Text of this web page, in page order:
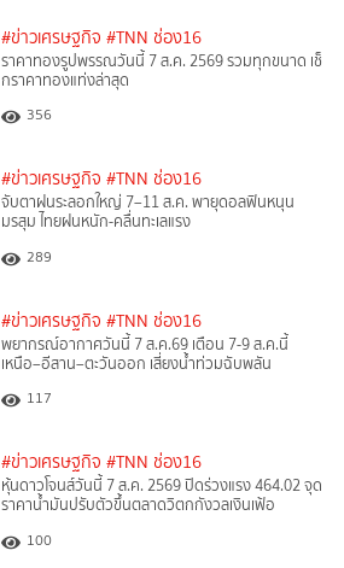
#ข่าวเศรษฐกิจ #TNN ช่อง16
ราคาทองรูปพรรณวันนี้ 7 ส.ค. 2569 รวมทุกขนาด เช็
กราคาทองแท่งล่าสุด
356
#ข่าวเศรษฐกิจ #TNN ช่อง16
จับตาฝนระลอกใหญ่ 7–11 ส.ค. พายุดอลฟินหนุน
มรสุม ไทยฝนหนัก-คลื่นทะเลแรง
289
#ข่าวเศรษฐกิจ #TNN ช่อง16
พยากรณ์อากาศวันนี้ 7 ส.ค.69 เตือน 7-9 ส.ค.นี้
เหนือ–อีสาน–ตะวันออก เสี่ยงน้ำท่วมฉับพลัน
117
#ข่าวเศรษฐกิจ #TNN ช่อง16
หุ้นดาวโจนส์วันนี้ 7 ส.ค. 2569 ปิดร่วงแรง 464.02 จุด
ราคาน้ำมันปรับตัวขึ้นตลาดวิตกกังวลเงินเฟ้อ
100